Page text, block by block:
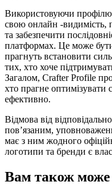
Використовуючи
свою онлайн -видимість,
та забезпечити
платформах. Це може
прагнуть встановити
тих, хто хоче
Загалом, Crafter Profile
хто прагне оптимізувати
ефективно.
Відмова від
пов’язаним,
має з ним жодного
логотипи та бренди є
Вам також може